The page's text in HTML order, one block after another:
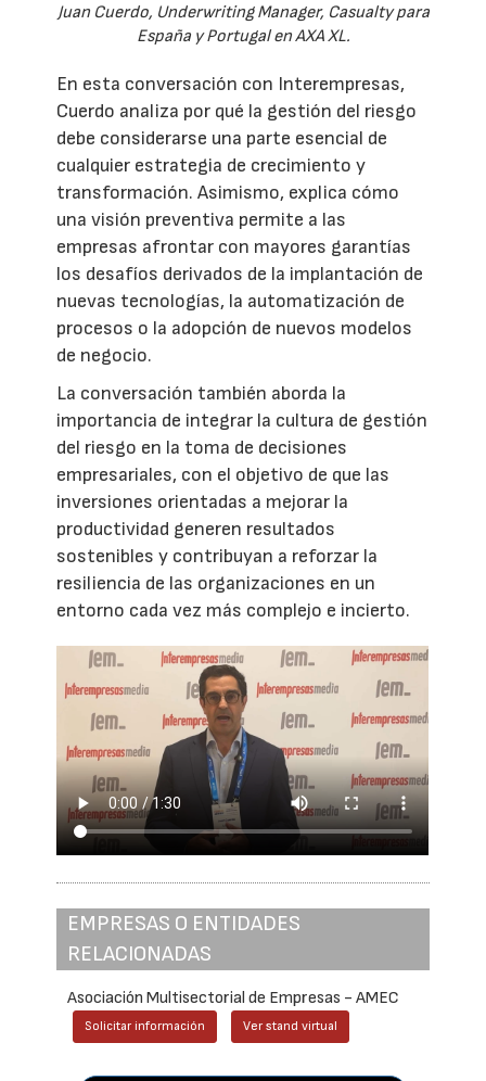
Juan Cuerdo, Underwriting Manager, Casualty para
España y Portugal en AXA XL.
En esta conversación con Interempresas,
Cuerdo analiza por qué la gestión del riesgo
debe considerarse una parte esencial de
cualquier estrategia de crecimiento y
transformación. Asimismo, explica cómo
una visión preventiva permite a las
empresas afrontar con mayores garantías
los desafíos derivados de la implantación de
nuevas tecnologías, la automatización de
procesos o la adopción de nuevos modelos
de negocio.
La conversación también aborda la
importancia de integrar la cultura de gestión
del riesgo en la toma de decisiones
empresariales, con el objetivo de que las
inversiones orientadas a mejorar la
productividad generen resultados
sostenibles y contribuyan a reforzar la
resiliencia de las organizaciones en un
entorno cada vez más complejo e incierto.
EMPRESAS O ENTIDADES
RELACIONADAS
Asociación Multisectorial de Empresas - AMEC
Solicitar información Ver stand virtual